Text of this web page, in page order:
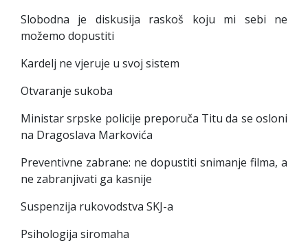
Slobodna je diskusija raskoš koju mi sebi ne
možemo dopustiti
Kardelj ne vjeruje u svoj sistem
Otvaranje sukoba
Ministar srpske policije preporuča Titu da se osloni
na Dragoslava Markovića
Preventivne zabrane: ne dopustiti snimanje filma, a
ne zabranjivati ga kasnije
Suspenzija rukovodstva SKJ-a
Psihologija siromaha